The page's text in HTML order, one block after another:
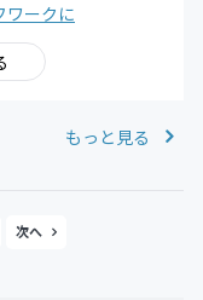
ークに
もっと見る